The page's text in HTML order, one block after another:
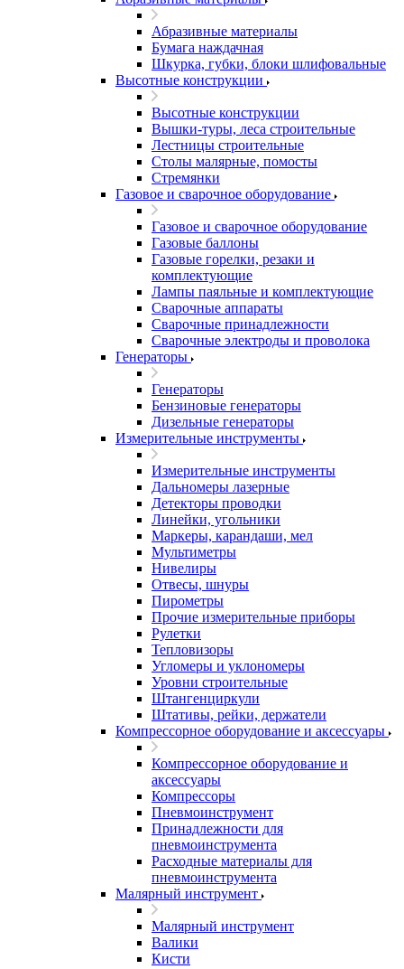
Абразивные материалы
Бумага наждачная
Шкурка, губки, блоки шлифовальные
Высотные конструкции
Высотные конструкции
Вышки-туры, леса строительные
Лестницы строительные
Столы малярные, помосты
Стремянки
Газовое и сварочное оборудование
Газовое и сварочное оборудование
Газовые баллоны
Газовые горелки, резаки и
комплектующие
Лампы паяльные и комплектующие
Сварочные аппараты
Сварочные принадлежности
Сварочные электроды и проволока
Генераторы
Генераторы
Бензиновые генераторы
Дизельные генераторы
Измерительные инструменты
Измерительные инструменты
Дальномеры лазерные
Детекторы проводки
Линейки, угольники
Маркеры, карандаши, мел
Мультиметры
Нивелиры
Отвесы, шнуры
Пирометры
Прочие измерительные приборы
Рулетки
Тепловизоры
Угломеры и уклономеры
Уровни строительные
Штангенциркули
Штативы, рейки, держатели
Компрессорное оборудование и аксессуары
Компрессорное оборудование и
аксессуары
Компрессоры
Пневмоинструмент
Принадлежности для
пневмоинструмента
Расходные материалы для
пневмоинструмента
Малярный инструмент
Малярный инструмент
Валики
Кисти